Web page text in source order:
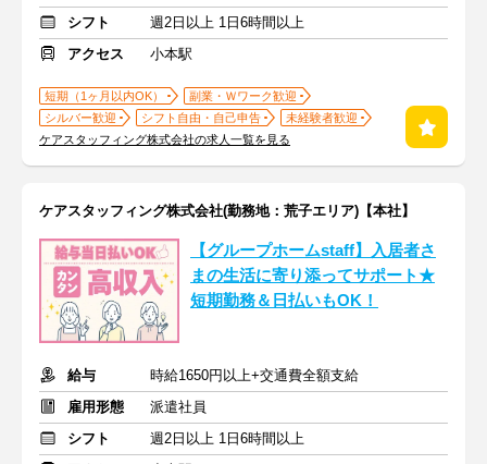
シフト
週2日以上 1日6時間以上
アクセス
小本駅
短期（1ヶ月以内OK）
副業・Ｗワーク歓迎
シルバー歓迎
シフト自由・自己申告
未経験者歓迎
ケアスタッフィング株式会社の求人一覧を見る
ケアスタッフィング株式会社(勤務地：荒子エリア)【本社】
【グループホームstaff】入居者さ
まの生活に寄り添ってサポート★
短期勤務＆日払いもOK！
給与
時給1650円以上+交通費全額支給
雇用形態
派遣社員
シフト
週2日以上 1日6時間以上